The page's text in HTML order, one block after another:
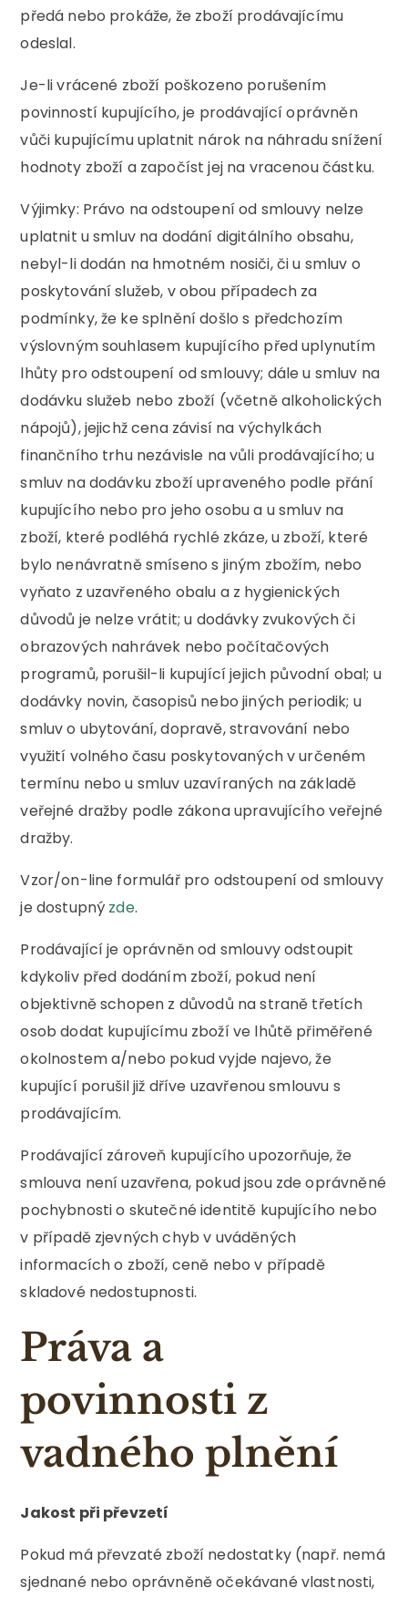
předá nebo prokáže, že zboží prodávajícímu
odeslal.
Je-li vrácené zboží poškozeno porušením
povinností kupujícího, je prodávající oprávněn
vůči kupujícímu uplatnit nárok na náhradu snížení
hodnoty zboží a započíst jej na vracenou částku.
Výjimky: Právo na odstoupení od smlouvy nelze
uplatnit u smluv na dodání digitálního obsahu,
nebyl-li dodán na hmotném nosiči, či u smluv o
poskytování služeb, v obou případech za
podmínky, že ke splnění došlo s předchozím
výslovným souhlasem kupujícího před uplynutím
lhůty pro odstoupení od smlouvy; dále u smluv na
dodávku služeb nebo zboží (včetně alkoholických
nápojů), jejichž cena závisí na výchylkách
finančního trhu nezávisle na vůli prodávajícího; u
smluv na dodávku zboží upraveného podle přání
kupujícího nebo pro jeho osobu a u smluv na
zboží, které podléhá rychlé zkáze, u zboží, které
bylo nenávratně smíseno s jiným zbožím, nebo
vyňato z uzavřeného obalu a z hygienických
důvodů je nelze vrátit; u dodávky zvukových či
obrazových nahrávek nebo počítačových
programů, porušil-li kupující jejich původní obal; u
dodávky novin, časopisů nebo jiných periodik; u
smluv o ubytování, dopravě, stravování nebo
využití volného času poskytovaných v určeném
termínu nebo u smluv uzavíraných na základě
veřejné dražby podle zákona upravujícího veřejné
dražby.
Vzor/on-line formulář pro odstoupení od smlouvy
je dostupný zde.
Prodávající je oprávněn od smlouvy odstoupit
kdykoliv před dodáním zboží, pokud není
objektivně schopen z důvodů na straně třetích
osob dodat kupujícímu zboží ve lhůtě přiměřené
okolnostem a/nebo pokud vyjde najevo, že
kupující porušil již dříve uzavřenou smlouvu s
prodávajícím.
Prodávající zároveň kupujícího upozorňuje, že
smlouva není uzavřena, pokud jsou zde oprávněné
pochybnosti o skutečné identitě kupujícího nebo
v případě zjevných chyb v uváděných
informacích o zboží, ceně nebo v případě
skladové nedostupnosti.
Práva a
povinnosti z
vadného plnění
Jakost při převzetí
Pokud má převzaté zboží nedostatky (např. nemá
sjednané nebo oprávněně očekávané vlastnosti,